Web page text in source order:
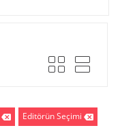
Editörün Seçimi